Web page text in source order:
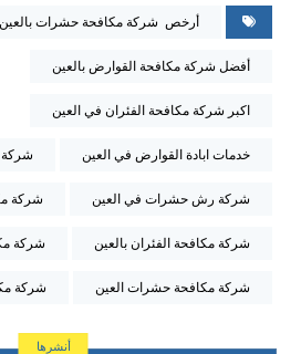
أرخص شركة مكافحة حشرات بالعين
أفضل شركة مكافحة القوارض بالعين
اكبر شركة مكافحة الفئران في العين
خدمات ابادة القوارض في العين شركة
شركة رش حشرات في العين شركة
شركة مكافحة الفئران بالعين شركة
شركة مكافحة حشرات العين شركة